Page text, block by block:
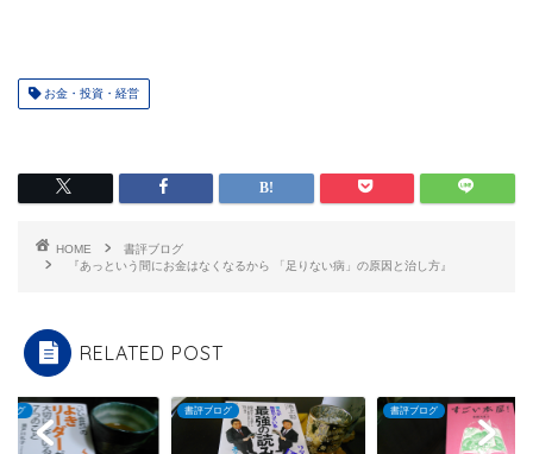
お金・投資・経営
HOME
書評ブログ
『あっという間にお金はなくなるから 「足りない病」の原因と治し方』
RELATED POST
ログ 書評ブログ 書評ブログ